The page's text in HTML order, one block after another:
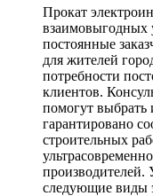
Прокат
постоянные
для жителей
потребности
клиентов.
помогут выбрать
гарантировано
строительных
производителей.
следующие виды